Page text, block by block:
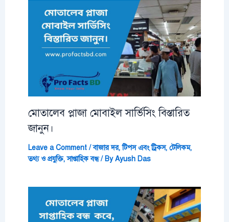
মোতালেব প্লাজা মোবাইল সার্ভিসিং বিস্তারিত
জানুন।
Leave a Comment /বাজার দর,টিপস এবং ট্রিকস, টেলিকম,
তথ্য ও প্রযুক্তি,সাপ্তাহিক বন্ধ/ ByAyush Das